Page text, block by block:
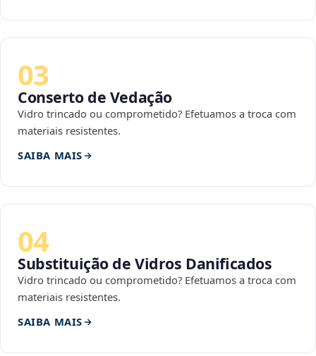
03
Conserto de Vedação
Vidro trincado ou comprometido? Efetuamos a troca com
materiais resistentes.
SAIBA MAIS
04
Substituição de Vidros Danificados
Vidro trincado ou comprometido? Efetuamos a troca com
materiais resistentes.
SAIBA MAIS